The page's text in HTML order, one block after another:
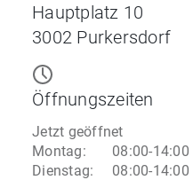
Hauptplatz 10
3002 Purkersdorf
Öffnungszeiten
Jetzt geöffnet
Montag:
08:00-14:00
Dienstag:
08:00-14:00